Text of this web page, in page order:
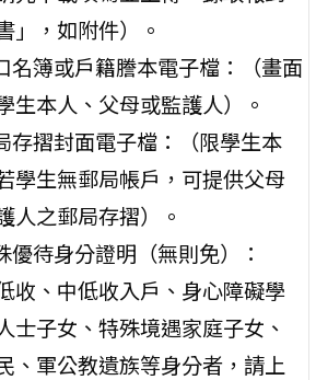
」，如附件）。
名簿或戶籍謄本電子檔：（畫面
生本人、父母或監護人）。
存摺封面電子檔：（限學生本
學生無郵局帳戶，可提供父母
人之郵局存摺）。
優待身分證明（無則免）：
收、中低收入戶、身心障礙學
士子女、特殊境遇家庭子女、
、軍公教遺族等身分者，請上